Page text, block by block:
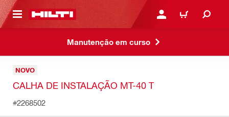
CONTENT ENTRAR OU REGISTAR
CARRINHO
Manutenção em curso
NOVO
CALHA DE INSTALAÇÃO MT-40 T
#2268502